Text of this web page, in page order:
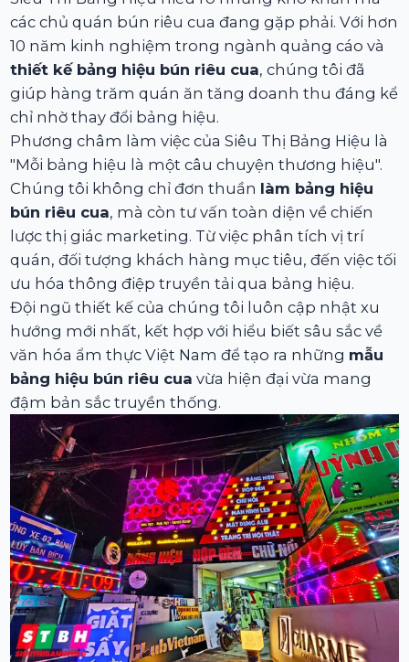
các chủ quán bún riêu cua đang gặp phải. Với hơn
10 năm kinh nghiệm trong ngành quảng cáo và
thiết kế bảng hiệu bún riêu cua, chúng tôi đã
giúp hàng trăm quán ăn tăng doanh thu đáng kể
chỉ nhờ thay đổi bảng hiệu.
Phương châm làm việc của Siêu Thị Bảng Hiệu là
"Mỗi bảng hiệu là một câu chuyện thương hiệu".
Chúng tôi không chỉ đơn thuần làm bảng hiệu
bún riêu cua, mà còn tư vấn toàn diện về chiến
lược thị giác marketing. Từ việc phân tích vị trí
quán, đối tượng khách hàng mục tiêu, đến việc tối
ưu hóa thông điệp truyền tải qua bảng hiệu.
Đội ngũ thiết kế của chúng tôi luôn cập nhật xu
hướng mới nhất, kết hợp với hiểu biết sâu sắc về
văn hóa ẩm thực Việt Nam để tạo ra những mẫu
bảng hiệu bún riêu cua vừa hiện đại vừa mang
đậm bản sắc truyền thống.